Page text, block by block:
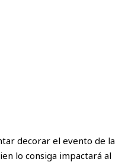
decorar el evento de la
lo consiga impactará al